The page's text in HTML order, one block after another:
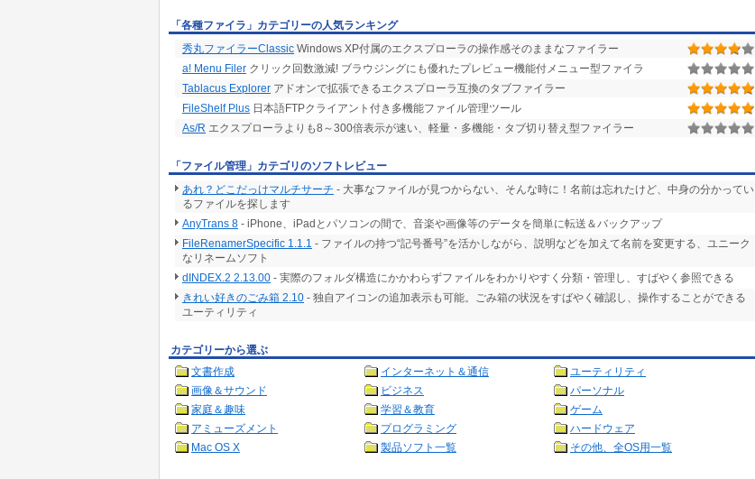
「各種ファイラ」カテゴリーの人気ランキング
秀丸ファイラーClassic Windows XP付属のエクスプローラの操作感そのままなファイラー
a! Menu Filer クリック回数激減! ブラウジングにも優れたプレビュー機能付メニュー型ファイラ
Tablacus Explorer アドオンで拡張できるエクスプローラ互換のタブファイラー
FileShelf Plus 日本語FTPクライアント付き多機能ファイル管理ツール
As/R エクスプローラよりも8～300倍表示が速い、軽量・多機能・タブ切り替え型ファイラー
「ファイル管理」カテゴリのソフトレビュー
あれ？どこだっけマルチサーチ - 大事なファイルが見つからない、そんな時に！名前は忘れたけど、中身の分かってい
るファイルを探します
AnyTrans 8 - iPhone、iPadとパソコンの間で、音楽や画像等のデータを簡単に転送＆バックアップ
FileRenamerSpecific 1.1.1 - ファイルの持つ“記号番号”を活かしながら、説明などを加えて名前を変更する、ユニーク
なリネームソフト
dINDEX.2 2.13.00 - 実際のフォルダ構造にかかわらずファイルをわかりやすく分類・管理し、すばやく参照できる
きれい好きのごみ箱 2.10 - 独自アイコンの追加表示も可能。ごみ箱の状況をすばやく確認し、操作することができる
ユーティリティ
カテゴリーから選ぶ
文書作成
インターネット＆通信
ユーティリティ
画像＆サウンド
ビジネス
パーソナル
家庭＆趣味
学習＆教育
ゲーム
アミューズメント
プログラミング
ハードウェア
Mac OS X
製品ソフト一覧 その他、全OS用一覧